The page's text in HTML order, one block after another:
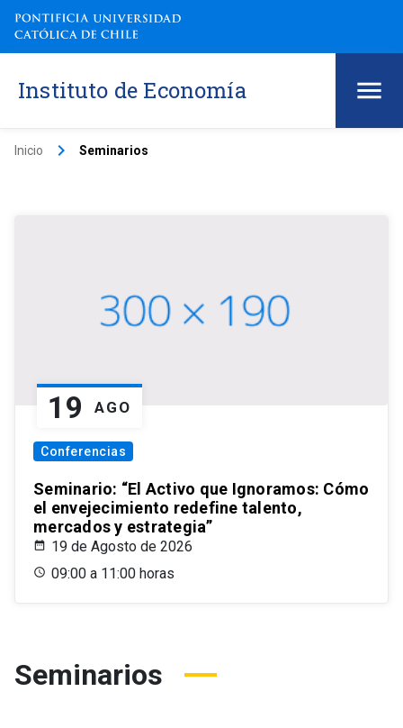
Instituto de Economía
Inicio keyboard_arrow_right Seminarios
19 AGO
Conferencias
Seminario: “El Activo que Ignoramos: Cómo
el envejecimiento redefine talento,
mercados y estrategia”
19 de Agosto de 2026
09:00 a 11:00 horas
Seminarios